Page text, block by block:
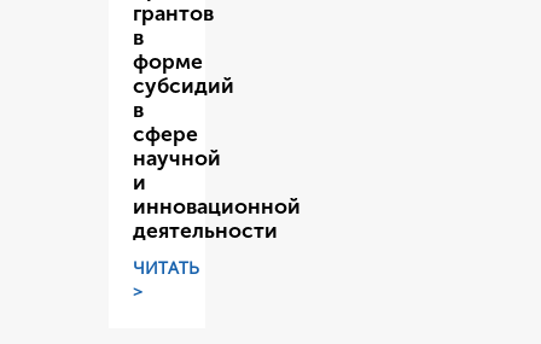
грантов
в
форме
субсидий
в
сфере
научной
и
инновационной
деятельности
ЧИТАТЬ
>